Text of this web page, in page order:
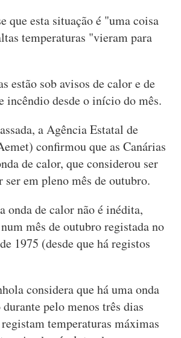
que esta situação é "uma coisa
temperaturas "vieram para
estão sob avisos de calor e de
incêndio desde o início do mês.
a Agência Estatal de
confirmou que as Canárias
de calor, que considerou ser
em pleno mês de outubro.
onda de calor não é inédita,
mês de outubro registada no
1975 (desde que há registos
considera que há uma onda
pelo menos três dias
temperaturas máximas